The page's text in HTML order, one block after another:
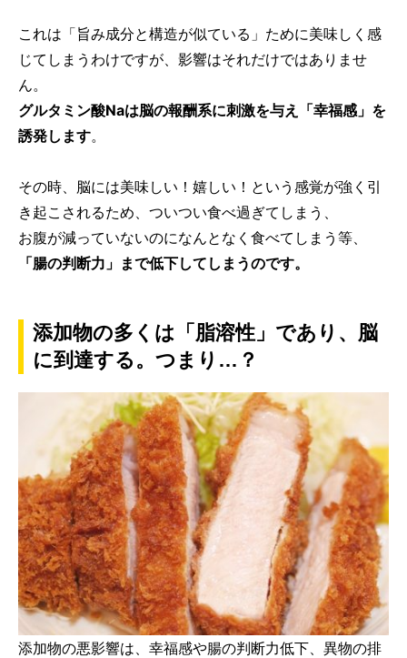
これは「旨み成分と構造が似ている」ために美味しく感
じてしまうわけですが、影響はそれだけではありませ
ん。
グルタミン酸Naは脳の報酬系に刺激を与え「幸福感」を
誘発します。
その時、脳には美味しい！嬉しい！という感覚が強く引
き起こされるため、ついつい食べ過ぎてしまう、
お腹が減っていないのになんとなく食べてしまう等、
「腸の判断力」まで低下してしまうのです。
添加物の多くは「脂溶性」であり、脳
に到達する。つまり…？
添加物の悪影響は、幸福感や腸の判断力低下、異物の排